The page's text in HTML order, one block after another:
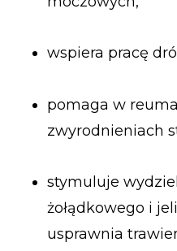
wspiera pracę
pomaga w
zwyrodnieniach
stymuluje
żołądkowego i
usprawnia